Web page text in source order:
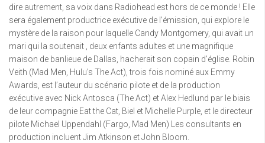
dire autrement, sa voix dans Radiohead est hors de ce monde ! Elle
sera également productrice exécutive de l’émission, qui explore le
mystère de la raison pour laquelle Candy Montgomery, qui avait un
mari qui la soutenait , deux enfants adultes et une magnifique
maison de banlieue de Dallas, hacherait son copain d’église. Robin
Veith (Mad Men, Hulu’s The Act), trois fois nominé aux Emmy
Awards, est l’auteur du scénario pilote et de la production
exécutive avec Nick Antosca (The Act) et Alex Hedlund par le biais
de leur compagnie Eat the Cat, Biel et Michelle Purple, et le directeur
pilote Michael Uppendahl (Fargo, Mad Men) Les consultants en
production incluent Jim Atkinson et John Bloom.